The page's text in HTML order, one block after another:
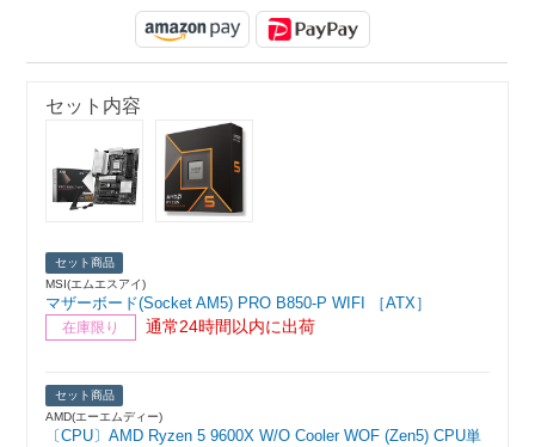
セット内容
セット商品
MSI(エムエスアイ)
マザーボード(Socket AM5) PRO B850-P WIFI ［ATX］
在庫限り 通常24時間以内に出荷
セット商品
AMD(エーエムディー)
〔CPU〕AMD Ryzen 5 9600X W/O Cooler WOF (Zen5) CPU単